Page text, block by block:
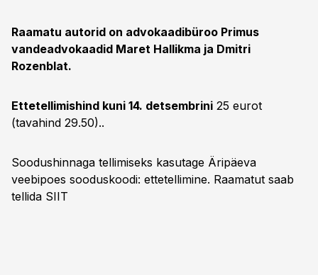
Raamatu autorid on advokaadibüroo Primus
vandeadvokaadid Maret Hallikma ja Dmitri
Rozenblat.
Ettetellimishind kuni 14. detsembrini 25 eurot
(tavahind 29.50)..
Soodushinnaga tellimiseks kasutage Äripäeva
veebipoes sooduskoodi: ettetellimine. Raamatut saab
tellida SIIT